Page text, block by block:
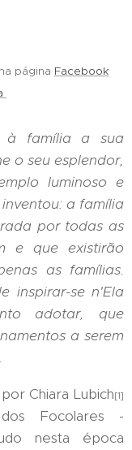
página Facebook
à família a sua
o seu esplendor,
luminoso e
a família
por todas as
e que existirão
as famílias.
inspirar-se n'Ela
adotar, que
a serem
Chiara Lubich [1]
Focolares -
nesta época